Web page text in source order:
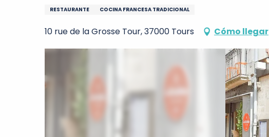
RESTAURANTE COCINA FRANCESA TRADICIONAL
10 rue de la Grosse Tour, 37000 Tours Cómo llegar